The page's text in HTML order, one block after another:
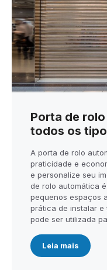
Porta de
todos os
A porta de rolo
praticidade e
e personalize seu
de rolo automática
pequenos espaços
prática de instalar e
pode ser utilizada
Leia mais